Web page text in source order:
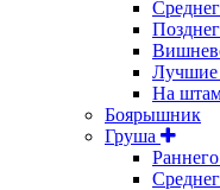
Лучшие
На
Боярышник
Груша